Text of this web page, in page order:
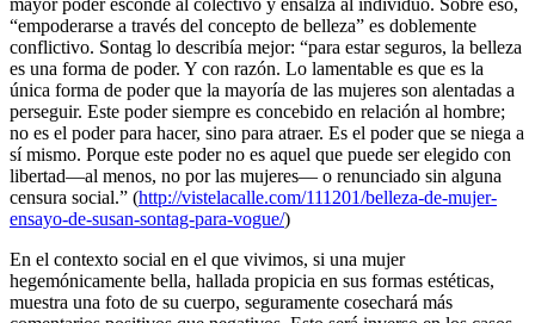
mayor poder esconde al colectivo y ensalza al individuo. Sobre eso,
“empoderarse a través del concepto de belleza” es doblemente
conflictivo. Sontag lo describía mejor: “para estar seguros, la belleza
es una forma de poder. Y con razón. Lo lamentable es que es la
única forma de poder que la mayoría de las mujeres son alentadas a
perseguir. Este poder siempre es concebido en relación al hombre;
no es el poder para hacer, sino para atraer. Es el poder que se niega a
sí mismo. Porque este poder no es aquel que puede ser elegido con
libertad—al menos, no por las mujeres— o renunciado sin alguna
censura social.” (http://vistelacalle.com/111201/belleza-de-mujer-
ensayo-de-susan-sontag-para-vogue/)
En el contexto social en el que vivimos, si una mujer
hegemónicamente bella, hallada propicia en sus formas estéticas,
muestra una foto de su cuerpo, seguramente cosechará más